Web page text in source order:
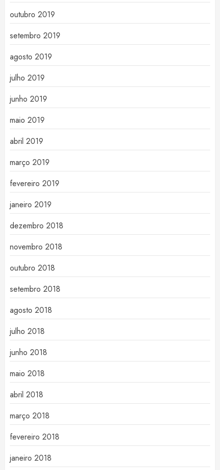
outubro 2019
setembro 2019
agosto 2019
julho 2019
junho 2019
maio 2019
abril 2019
março 2019
fevereiro 2019
janeiro 2019
dezembro 2018
novembro 2018
outubro 2018
setembro 2018
agosto 2018
julho 2018
junho 2018
maio 2018
abril 2018
março 2018
fevereiro 2018
janeiro 2018